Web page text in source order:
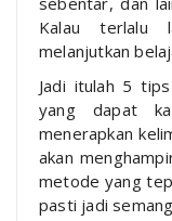
Kalau terlalu
melanjutkan
Jadi itulah 5
yang dapat
menerapkan
akan
metode yang
pasti jadi